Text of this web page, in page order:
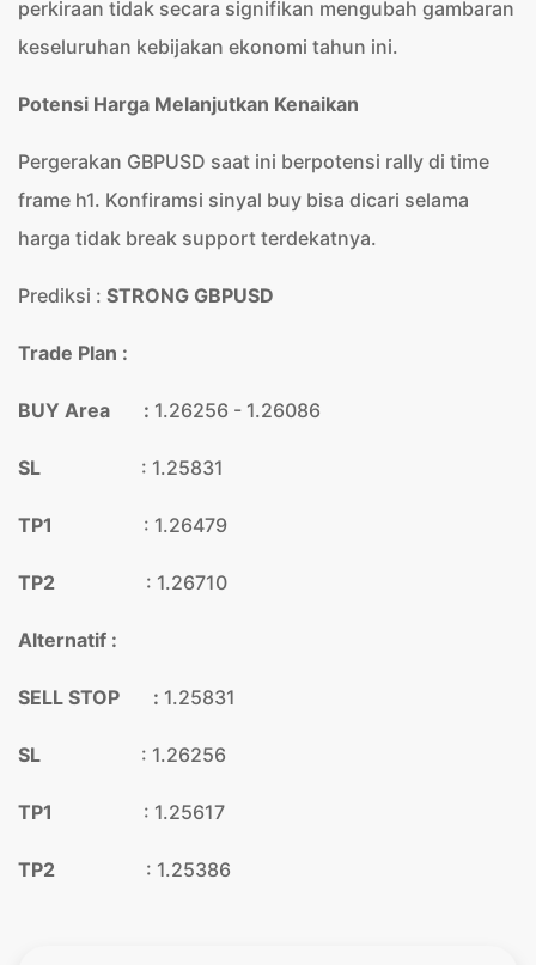
perkiraan tidak secara signifikan mengubah gambaran
keseluruhan kebijakan ekonomi tahun ini.
Potensi Harga Melanjutkan Kenaikan
Pergerakan GBPUSD saat ini berpotensi rally di time
frame h1. Konfiramsi sinyal buy bisa dicari selama
harga tidak break support terdekatnya.
Prediksi : STRONG GBPUSD
Trade Plan :
BUY Area : 1.26256 - 1.26086
SL : 1.25831
TP1 : 1.26479
TP2 : 1.26710
Alternatif :
SELL STOP : 1.25831
SL : 1.26256
TP1 : 1.25617
TP2 : 1.25386